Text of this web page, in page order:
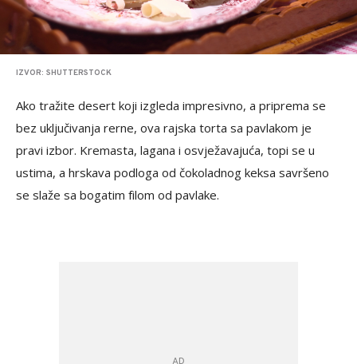
IZVOR: SHUTTERSTOCK
Ako tražite desert koji izgleda impresivno, a priprema se
bez uključivanja rerne, ova rajska torta sa pavlakom je
pravi izbor. Kremasta, lagana i osvježavajuća, topi se u
ustima, a hrskava podloga od čokoladnog keksa savršeno
se slaže sa bogatim filom od pavlake.